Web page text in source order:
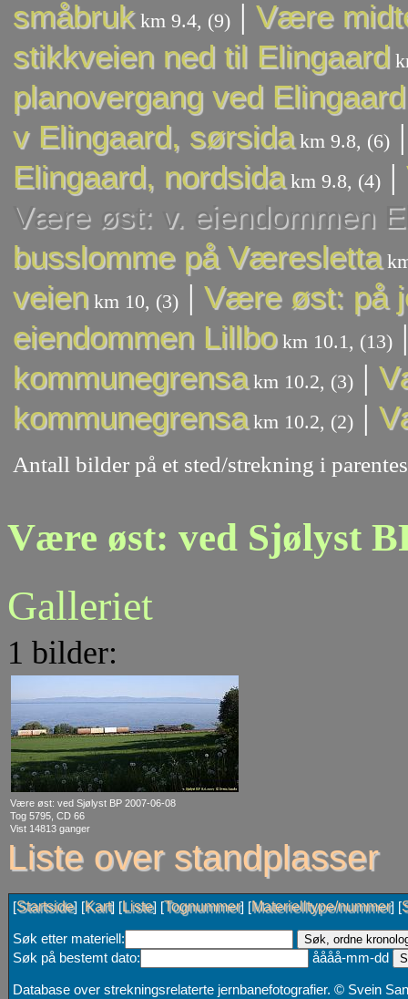
småbrukkm 9.4, (9) | Være
stikkveien ned til Elingaard
planovergang ved Elingaard
v Elingaard, sørsidakm 9.8, (6)
Elingaard, nordsidakm 9.8, (4) |
Være øst: v. eiendommen
busslomme på Væresletta
veien km 10, (3) | Være øst: på
eiendommen Lillbokm 10.1, (13)
kommunegrensakm 10.2, (3) |
kommunegrensakm 10.2, (2) |
Antall bilder på et sted/strekning i
Være øst: ved Sjølyst
Galleriet
1 bilder:
Være øst: ved Sjølyst BP 2007-06-08
Tog 5795, CD 66
Vist 14813 ganger
Liste over standplasser
[Startside] [Kart] [Liste] [Tognummer] [Materielltype/nummer] [
Søk etter materiell:
Søk på bestemt dato:
åååå-mm-dd
Database over strekningsrelaterte jernbanefotografier. © Svein